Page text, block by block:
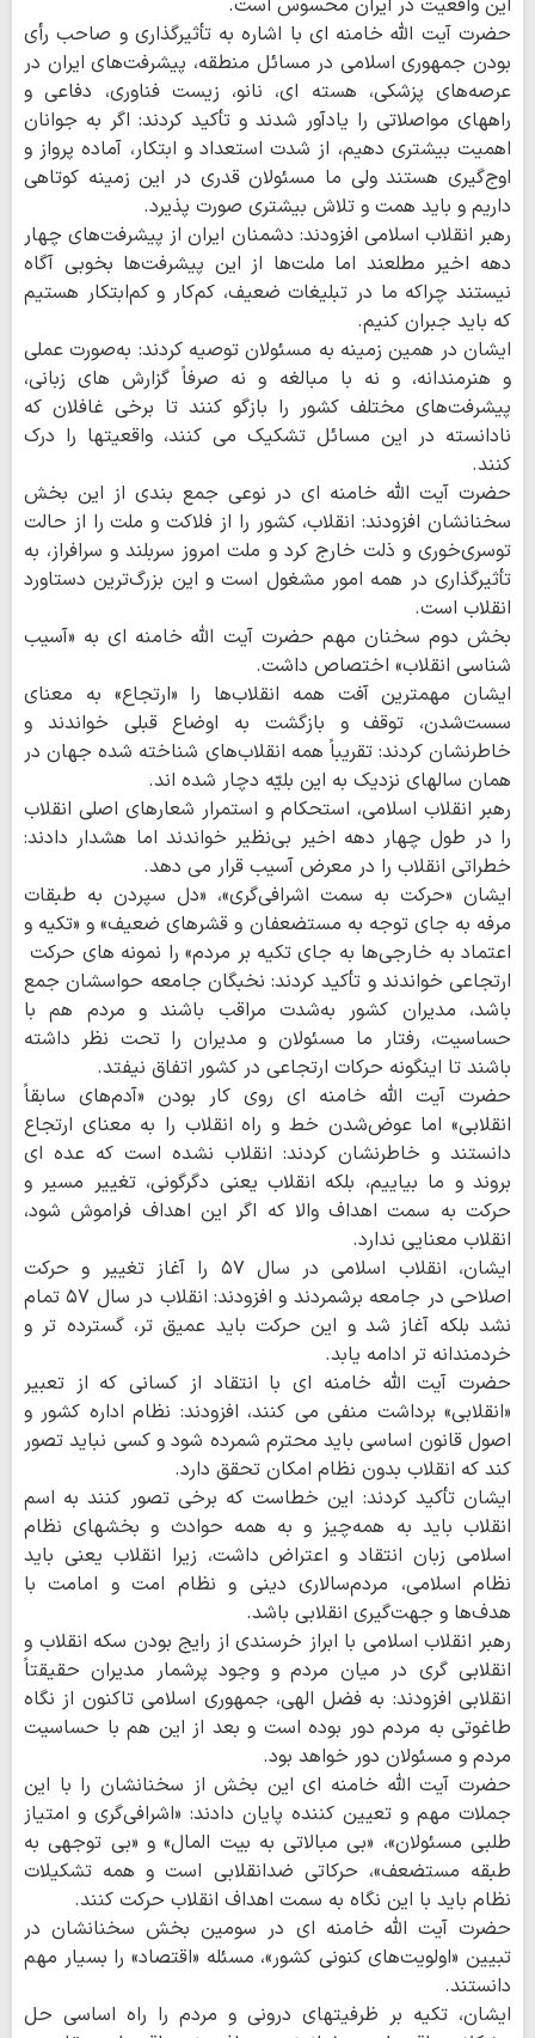
این واقعیت در ایران محسوس است.
حضرت آیت الله خامنه ای با اشاره به تأثیرگذاری و صاحب رأی
بودن جمهوری اسلامی در مسائل منطقه، پیشرفت‌های ایران در
عرصه‌های پزشکی، هسته ای، نانو، زیست فناوری، دفاعی و
راههای مواصلاتی را یادآور شدند و تأکید کردند: اگر به جوانان
اهمیت بیشتری دهیم، از شدت استعداد و ابتکار، آماده پرواز و
اوج‌گیری هستند ولی ما مسئولان قدری در این زمینه کوتاهی
داریم و باید همت و تلاش بیشتری صورت پذیرد.
رهبر انقلاب اسلامی افزودند: دشمنان ایران از پیشرفت‌های چهار
دهه اخیر مطلعند اما ملت‌ها از این پیشرفت‌ها بخوبی آگاه
نیستند چراکه ما در تبلیغات ضعیف، کم‌کار و کم‌ابتکار هستیم
که باید جبران کنیم.
ایشان در همین زمینه به مسئولان توصیه کردند: به‌صورت عملی
و هنرمندانه، و نه با مبالغه و نه صرفاً گزارش های زبانی،
پیشرفت‌های مختلف کشور را بازگو کنند تا برخی غافلان که
نادانسته در این مسائل تشکیک می کنند، واقعیتها را درک
کنند.
حضرت آیت الله خامنه ای در نوعی جمع بندی از این بخش
سخنانشان افزودند: انقلاب، کشور را از فلاکت و ملت را از حالت
توسری‌خوری و ذلت خارج کرد و ملت امروز سربلند و سرافراز، به
تأثیرگذاری در همه امور مشغول است و این بزرگ‌ترین دستاورد
انقلاب است.
بخش دوم سخنان مهم حضرت آیت الله خامنه ای به «آسیب
شناسی انقلاب» اختصاص داشت.
ایشان مهمترین آفت همه انقلاب‌ها را «ارتجاع» به معنای
سست‌شدن، توقف و بازگشت به اوضاع قبلی خواندند و
خاطرنشان کردند: تقریباً همه انقلاب‌های شناخته شده جهان در
همان سالهای نزدیک به این بلیّه دچار شده اند.
رهبر انقلاب اسلامی، استحکام و استمرار شعارهای اصلی انقلاب
را در طول چهار دهه اخیر بی‌نظیر خواندند اما هشدار دادند:
خطراتی انقلاب را در معرض آسیب قرار می دهد.
ایشان «حرکت به سمت اشرافی‌گری»، «دل سپردن به طبقات
مرفه به جای توجه به مستضعفان و قشرهای ضعیف» و «تکیه و
اعتماد به خارجی‌ها به جای تکیه بر مردم» را نمونه های حرکت
ارتجاعی خواندند و تأکید کردند: نخبگان جامعه حواسشان جمع
باشد، مدیران کشور به‌شدت مراقب باشند و مردم هم با
حساسیت، رفتار ما مسئولان و مدیران را تحت نظر داشته
باشند تا اینگونه حرکات ارتجاعی در کشور اتفاق نیفتد.
حضرت آیت الله خامنه ای روی کار بودن «آدم‌های سابقاً
انقلابی» اما عوض‌شدن خط و راه انقلاب را به معنای ارتجاع
دانستند و خاطرنشان کردند: انقلاب نشده است که عده ای
بروند و ما بیاییم، بلکه انقلاب یعنی دگرگونی، تغییر مسیر و
حرکت به سمت اهداف والا که اگر این اهداف فراموش شود،
انقلاب معنایی ندارد.
ایشان، انقلاب اسلامی در سال ۵۷ را آغاز تغییر و حرکت
اصلاحی در جامعه برشمردند و افزودند: انقلاب در سال ۵۷ تمام
نشد بلکه آغاز شد و این حرکت باید عمیق تر، گسترده تر و
خردمندانه تر ادامه یابد.
حضرت آیت الله خامنه ای با انتقاد از کسانی که از تعبیر
«انقلابی» برداشت منفی می کنند، افزودند: نظام اداره کشور و
اصول قانون اساسی باید محترم شمرده شود و کسی نباید تصور
کند که انقلاب بدون نظام امکان تحقق دارد.
ایشان تأکید کردند: این خطاست که برخی تصور کنند به اسم
انقلاب باید به همه‌چیز و به همه حوادث و بخشهای نظام
اسلامی زبان انتقاد و اعتراض داشت، زیرا انقلاب یعنی باید
نظام اسلامی، مردم‌سالاری دینی و نظام امت و امامت با
هدف‌ها و جهت‌گیری انقلابی باشد.
رهبر انقلاب اسلامی با ابراز خرسندی از رایج بودن سکه انقلاب و
انقلابی گری در میان مردم و وجود پرشمار مدیران حقیقتاً
انقلابی افزودند: به فضل الهی، جمهوری اسلامی تاکنون از نگاه
طاغوتی به مردم دور بوده است و بعد از این هم با حساسیت
مردم و مسئولان دور خواهد بود.
حضرت آیت الله خامنه ای این بخش از سخنانشان را با این
جملات مهم و تعیین کننده پایان دادند: «اشرافی‌گری و امتیاز
طلبی مسئولان»، «بی مبالاتی به بیت المال» و «بی توجهی به
طبقه مستضعف»، حرکاتی ضدانقلابی است و همه تشکیلات
نظام باید با این نگاه به سمت اهداف انقلاب حرکت کنند.
حضرت آیت الله خامنه ای در سومین بخش سخنانشان در
تبیین «اولویت‌های کنونی کشور»، مسئله «اقتصاد» را بسیار مهم
دانستند.
ایشان، تکیه بر ظرفیتهای درونی و مردم را راه اساسی حل